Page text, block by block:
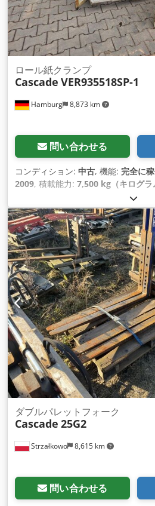
Hamburg 8,873 km
ロール紙クランプ
Cascade VER935518SP-1
問い合わせる
コンディション: 中古, 機能: 完全に
2009, 積載能力: 7,500 kg（キログラ
1,620 kg（キログラム）
Cjdpfeu Dy Hksx Agqjrf ロードセン
クラス4＝5,000～10,000kg 状態: す
します。 技術的な状態: 非常に良い
mm 2x 515 mm、開口幅 420 / 1
ドレス アーム高さ：1x 1290mm 2x
1300mm、回転範囲360エンドレス
Strzałkowo 8,615 km
ダブルパレットフォーク
Cascade 25G2
問い合わせる